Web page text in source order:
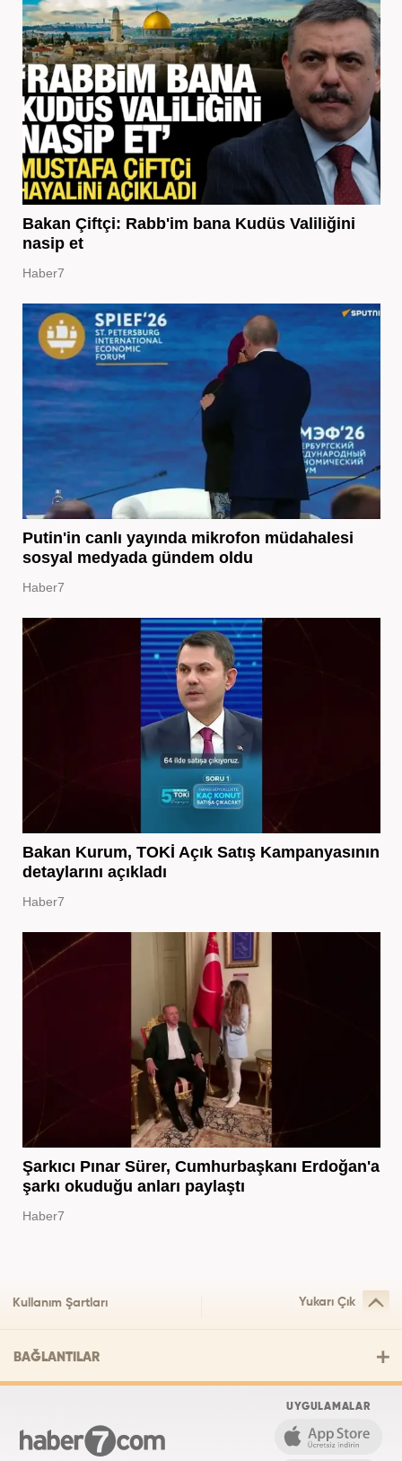
Bakan Çiftçi: Rabb'im bana Kudüs Valiliğini
nasip et
Haber7
Putin'in canlı yayında mikrofon müdahalesi
sosyal medyada gündem oldu
Haber7
Bakan Kurum, TOKİ Açık Satış Kampanyasının
detaylarını açıkladı
Haber7
Şarkıcı Pınar Sürer, Cumhurbaşkanı Erdoğan'a
şarkı okuduğu anları paylaştı
Haber7
Kullanım Şartları Yukarı Çık
BAĞLANTILAR
UYGULAMALAR